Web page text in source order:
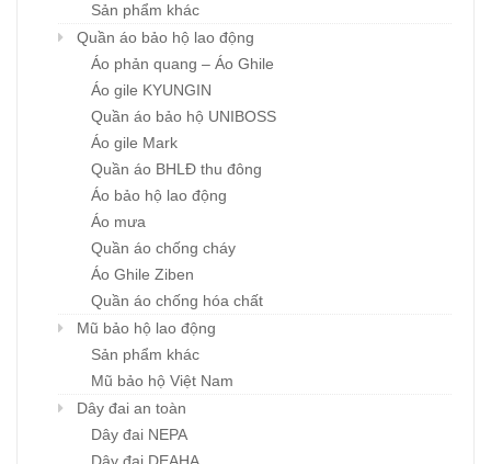
Sản phẩm khác
Quần áo bảo hộ lao động
Áo phản quang – Áo Ghile
Áo gile KYUNGIN
Quần áo bảo hộ UNIBOSS
Áo gile Mark
Quần áo BHLĐ thu đông
Áo bảo hộ lao động
Áo mưa
Quần áo chống cháy
Áo Ghile Ziben
Quần áo chống hóa chất
Mũ bảo hộ lao động
Sản phẩm khác
Mũ bảo hộ Việt Nam
Dây đai an toàn
Dây đai NEPA